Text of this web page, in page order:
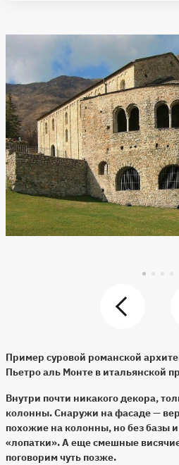
Пример суровой романской
Пьетро аль Монте в итальянской
Внутри почти никакого декора,
колонны. Снаружи на фасаде —
похожие на колонны, но без базы
«лопатки». А еще смешные
поговорим чуть позже.